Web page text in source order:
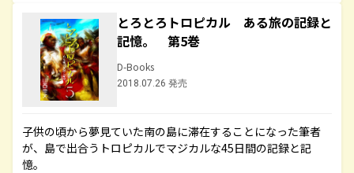
とろとろトロピカル ある旅の記録と
記憶。 第5巻
D-Books
2018.07.26 発売
子供の頃から夢見ていた南の島に滞在することになった筆者
が、島で出合うトロピカルでマジカルな45日間の記録と記
憶。